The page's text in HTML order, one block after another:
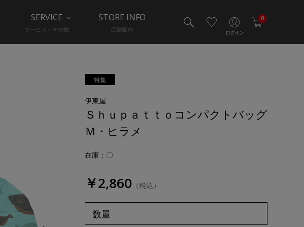
ログイン
0
SERVICE
サービス・その他
STORE INFO
店舗案内
特集
伊東屋
Ｓｈｕｐａｔｔｏコンパクトバッグ
Ｍ・ヒラメ
在庫：〇
￥2,860 （税込）
数量